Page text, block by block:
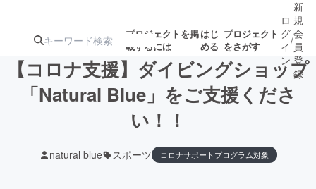
プロジェクトを掲
載するには
はじ
める
プロジェクト
をさがす
注目の新着プロ
募集終了が近いプ
ロ
グ
イ
ン
/
新
規
会
員
登
録
【コロナ支援】ダイビングショップ
「Natural Blue」をご支援くださ
い！！
natural blue スポーツ コロナサポートプログラム対象